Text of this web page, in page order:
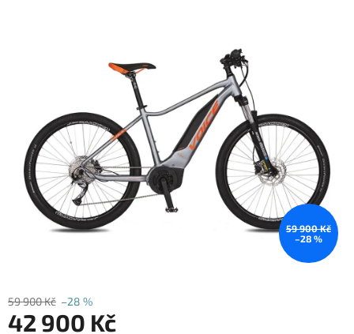
59 900 Kč
–28 %
59 900 Kč –28 %
42 900 Kč